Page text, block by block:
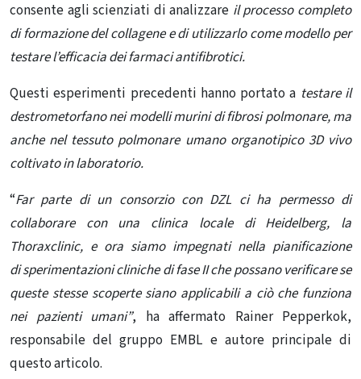
consente agli scienziati di analizzare il processo completo
di formazione del collagene e di utilizzarlo come modello per
testare l’efficacia dei farmaci antifibrotici.
Questi esperimenti precedenti hanno portato a testare il
destrometorfano nei modelli murini di fibrosi polmonare, ma
anche nel tessuto polmonare umano organotipico 3D vivo
coltivato in laboratorio.
“Far parte di un consorzio con DZL ci ha permesso di
collaborare con una clinica locale di Heidelberg, la
Thoraxclinic, e ora siamo impegnati nella pianificazione
di sperimentazioni clinichedi fase II che possano verificare se
queste stesse scoperte siano applicabili a ciò che funziona
nei pazienti umani”, ha affermato Rainer Pepperkok,
responsabile del gruppo EMBL e autore principale di
questo articolo.